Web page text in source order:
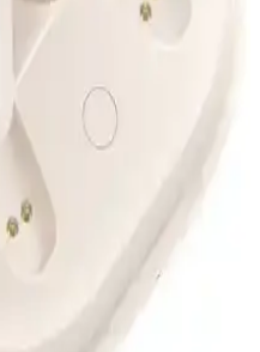
Yüksek Kaliteli
ses kalitesi, kolay
cihazlar arasında
tasarımıyla ev ve araç içi
Ev ve Ofis
Seçenekleri
kablosuz şarj, Bluetooth
ev ve ofislerde cihaz